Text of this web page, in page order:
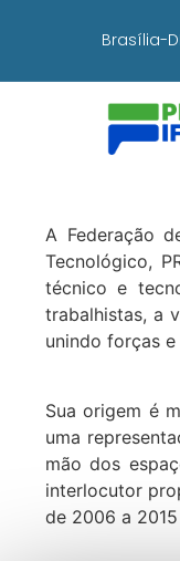
Brasília-
A Federação
Tecnológico,
técnico e
trabalhistas, a
unindo forças
Sua origem é
uma
mão dos
interlocutor
de 2006 a